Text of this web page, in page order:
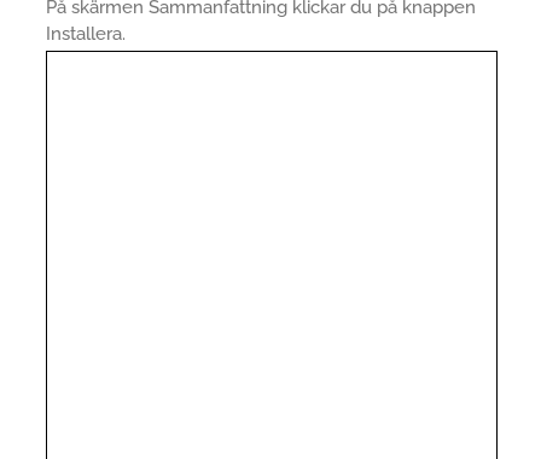
På skärmen Sammanfattning klickar du på knappen
Installera.